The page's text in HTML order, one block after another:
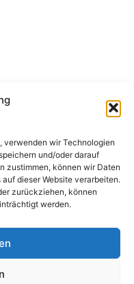
verwenden wir Technologien
und/oder darauf
zustimmen, können wir Daten
dieser Website verarbeiten.
zurückziehen, können
werden.